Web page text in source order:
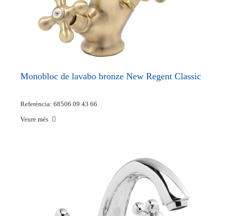
Monobloc de lavabo bronze New Regent Classic
Referència: 68506 09 43 66
Veure més